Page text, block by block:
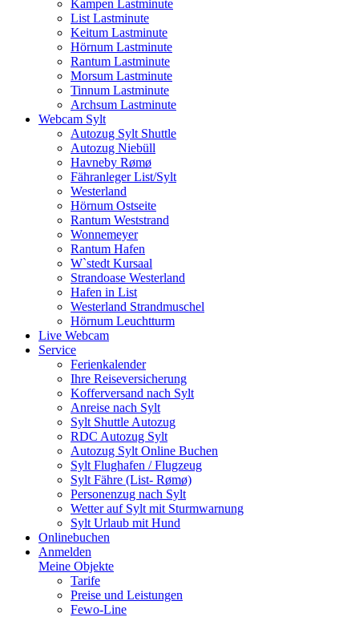
Kampen Lastminute
List Lastminute
Keitum Lastminute
Hörnum Lastminute
Rantum Lastminute
Morsum Lastminute
Tinnum Lastminute
Archsum Lastminute
Webcam Sylt
Autozug Sylt Shuttle
Autozug Niebüll
Havneby Rømø
Fähranleger List/Sylt
Westerland
Hörnum Ostseite
Rantum Weststrand
Wonnemeyer
Rantum Hafen
W`stedt Kursaal
Strandoase Westerland
Hafen in List
Westerland Strandmuschel
Hörnum Leuchtturm
Live Webcam
Service
Ferienkalender
Ihre Reiseversicherung
Kofferversand nach Sylt
Anreise nach Sylt
Sylt Shuttle Autozug
RDC Autozug Sylt
Autozug Sylt Online Buchen
Sylt Flughafen / Flugzeug
Sylt Fähre (List- Rømø)
Personenzug nach Sylt
Wetter auf Sylt mit Sturmwarnung
Sylt Urlaub mit Hund
Onlinebuchen
Anmelden
Meine Objekte
Tarife
Preise und Leistungen
Fewo-Line